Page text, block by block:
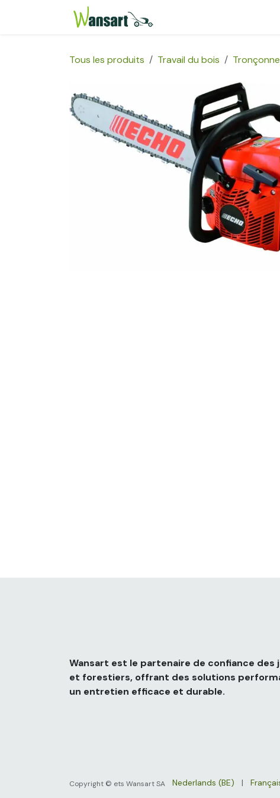
Se rendre au contenu
Tous les produits Travail du bois
Wansart est le partenaire de confiance des
et forestiers, offrant des solutions
un entretien efficace et durable.
Copyright © ets Wansart SA Nederlands (BE) |